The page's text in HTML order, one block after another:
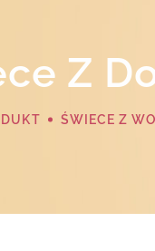
Z
ŚWIECE Z